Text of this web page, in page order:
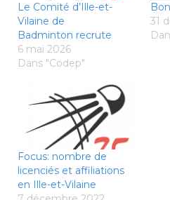
Le Comité d’Ille-et-
Vilaine de
Badminton recrute
6 mai 2026
Dans "Codep"
31
Focus: nombre de
licenciés et affiliations
en Ille-et-Vilaine